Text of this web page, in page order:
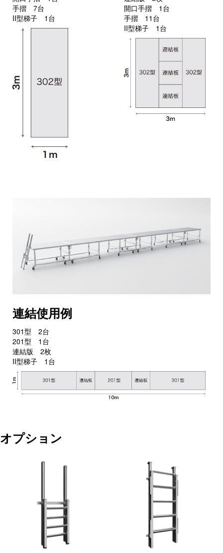
手摺 7台
II型梯子 1台
開口手摺 1台
手摺 11台
II型梯子 1台
連結使用例
301型 2台
201型 1台
連結版 2枚
II型梯子 1台
オプション